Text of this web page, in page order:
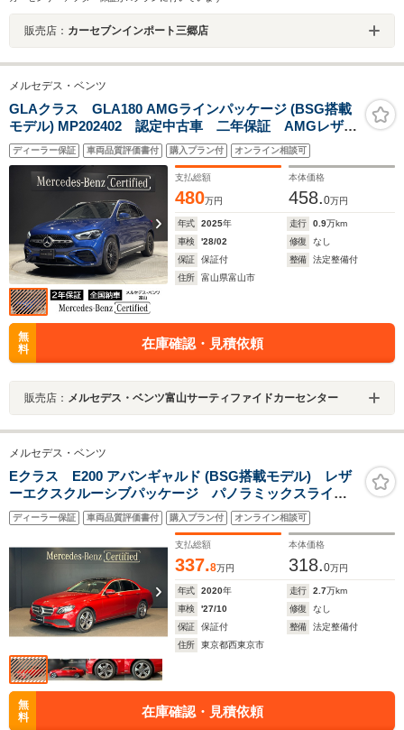
販売店： カーセブンインポート三郷店
メルセデス・ベンツ
GLAクラス GLA180 AMGラインパッケージ (BSG搭載
モデル) MP202402 認定中古車 二年保証 AMGレザー
エクスクルーシブパッケージ アドバンスドパッケー
ジ アルミホイール仕様違い(RVT) ヘッドアップディス
プレイ ブルメスターサラウンドサウンド MBUXイン
ディーラー保証 車両品質評価書付 購入プラン付 オンライン相談可
支払総額
480万円
本体価格
458.0万円
年式 2025年 走行 0.9万km
車検
'28/02 修復
なし
保証
保証付 整備
法定整備付
住所
富山県富山市
無
料
在庫確認・見積依頼
販売店： メルセデス・ベンツ富山サーティファイドカーセンター
メルセデス・ベンツ
Eクラス E200 アバンギャルド (BSG搭載モデル) レザ
ーエクスクルーシブパッケージ パノラミックスライデ
ィングルーフ レーダーセーフティパッケージ 本革シ
ート ブルメスターサウンド 360度カメラ アンビエン
トライト スマートキー キーレスゴー
ディーラー保証 車両品質評価書付 購入プラン付 オンライン相談可
支払総額
337.8万円
本体価格
318.0万円
年式 2020年 走行 2.7万km
車検
'27/10 修復
なし
保証
保証付 整備
法定整備付
住所
東京都西東京市
無
料
在庫確認・見積依頼